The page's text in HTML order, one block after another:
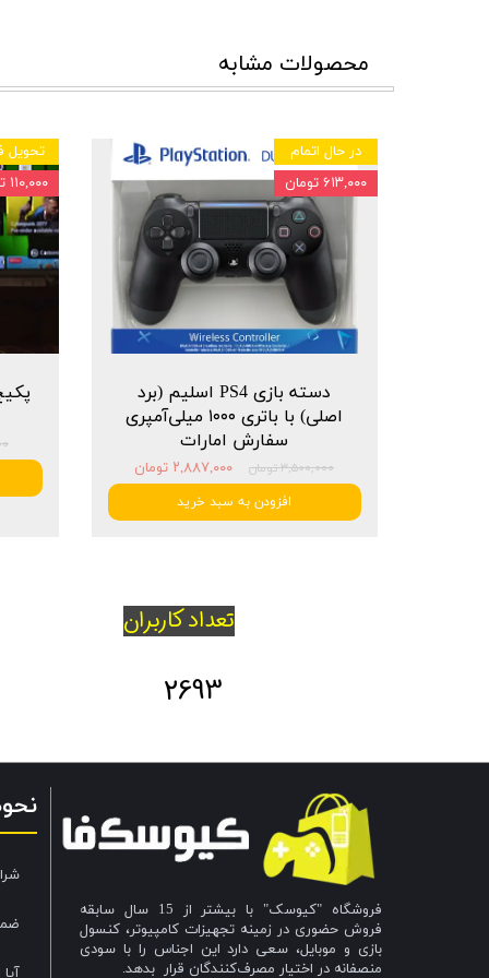
محصولات مشابه
دسته بازی PS4 اسلیم (برد
اصلی) با باتری ۱۰۰۰ میلی‌آمپری
سفارش امارات
۳,۵۰۰,۰۰۰ تومان ۲,۸۸۷,۰۰۰ تومان
افزودن به سبد خرید
در حال اتمام
۶۱۳,۰۰۰ تومان
تحویل
۱۱۰,۰۰۰ تومان
تعداد کاربران
2693
فروشگاه "کیوسک" با بیشتر از 15 سال سابقه
فروش حضوری در زمینه تجهیزات کامپیوتر، کنسول
بازی و موبایل، سعی دارد این اجناس را با سودی
منصفانه در اختیار مصرف‌کنندگان قرار بدهد.